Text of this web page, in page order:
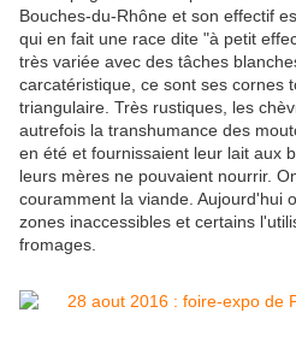
Bouches-du-Rhône et son effectif
qui en fait une race dite "à petit
très variée avec des tâches
carcatéristique, ce sont ses cornes
triangulaire. Très rustiques, les
autrefois la transhumance des
en été et fournissaient leur lait aux
leurs mères ne pouvaient nourrir.
couramment la viande. Aujourd'hui
zones inaccessibles et certains
fromages.